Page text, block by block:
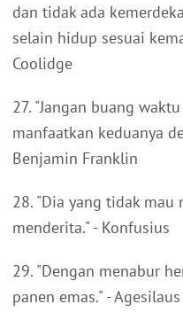
dan tidak ada
selain hidup sesuai
Coolidge
27. "Jangan buang
manfaatkan keduanya
Benjamin Franklin
28. "Dia yang tidak mau
menderita." - Konfusius
29. "Dengan menabur
panen emas." - Agesilaus